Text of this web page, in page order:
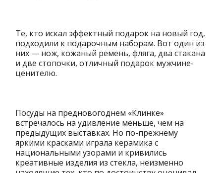
Те, кто искал эффектный подарок на новый год,
подходили к подарочным наборам. Вот один из
них — нож, кожаный ремень, фляга, два стакана
и две стопочки, отличный подарок мужчине-
ценителю.
Посуды на предновогоднем «Клинке»
встречалось на удивление меньше, чем на
предыдущих выставках. Но по-прежнему
яркими красками играла керамика с
национальными узорами и кривились
креативные изделия из стекла, неизменно